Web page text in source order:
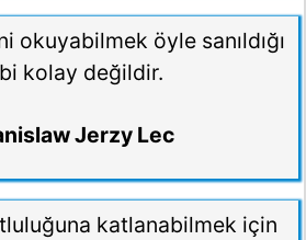
okuyabilmek öyle sanıldığı
kolay değildir.
Jerzy Lec
katlanabilmek için